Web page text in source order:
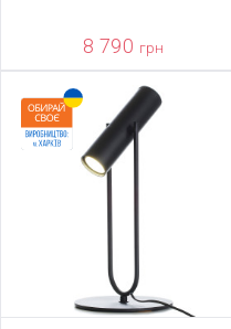
8 790 грн